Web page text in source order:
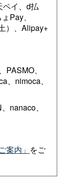
イ、d払
Pay、
）、Alipay+
、
、nimoca、
nanaco、
案内」 をご